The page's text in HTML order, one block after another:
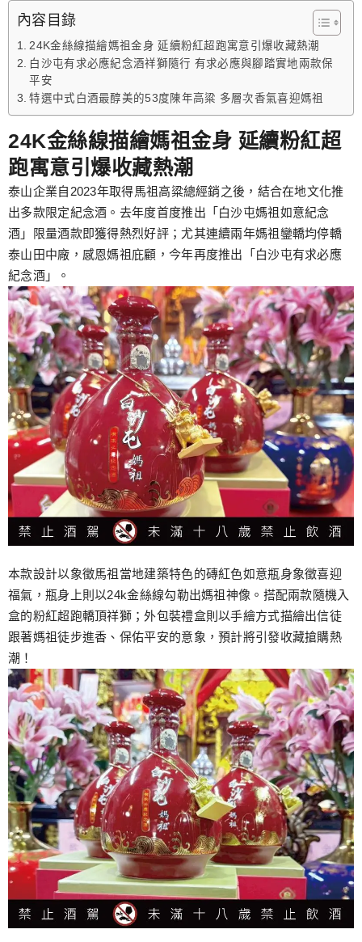
容
內容目錄
24K金絲線描繪媽祖金身 延續粉紅超跑寓意引爆收藏熱潮
白沙屯有求必應紀念酒祥獅隨行 有求必應與腳踏實地兩款保
平安
特選中式白酒最醇美的53度陳年高粱 多層次香氣喜迎媽祖
24K金絲線描繪媽祖金身 延續粉紅超
跑寓意引爆收藏熱潮
泰山企業自2023年取得馬祖高粱總經銷之後，結合在地文化推
出多款限定紀念酒。去年度首度推出「白沙屯媽祖如意紀念
酒」限量酒款即獲得熱烈好評；尤其連續兩年媽祖鑾轎均停轎
泰山田中廠，感恩媽祖庇顧，今年再度推出「白沙屯有求必應
紀念酒」。
本款設計以象徵馬祖當地建築特色的磚紅色如意瓶身象徵喜迎
福氣，瓶身上則以24k金絲線勾勒出媽祖神像。搭配兩款隨機入
盒的粉紅超跑轎頂祥獅；外包裝禮盒則以手繪方式描繪出信徒
跟著媽祖徒步進香、保佑平安的意象，預計將引發收藏搶購熱
潮！